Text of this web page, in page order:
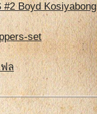
#2 Boyd Kosiyabong
set
ฟล